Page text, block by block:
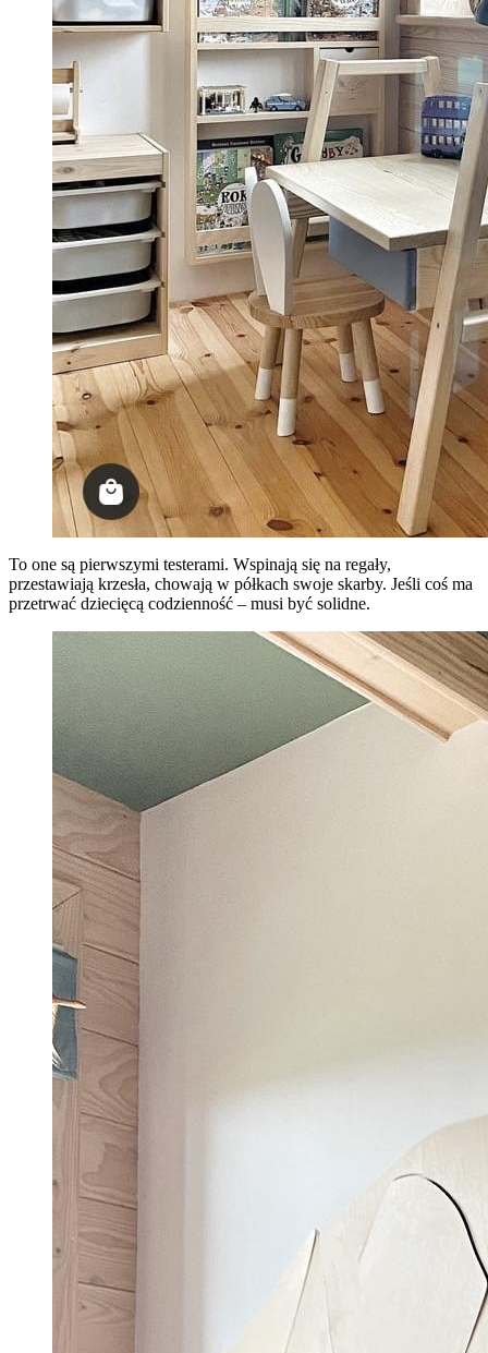
To one są pierwszymi testerami. Wspinają się na regały,
przestawiają krzesła, chowają w półkach swoje skarby. Jeśli coś ma
przetrwać dziecięcą codzienność – musi być solidne.